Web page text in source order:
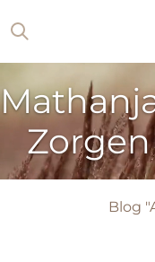
Ga
direct
naar
hoofdinhoud
Blog